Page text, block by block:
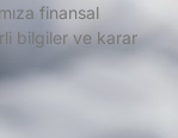
finansal
bilgiler ve karar